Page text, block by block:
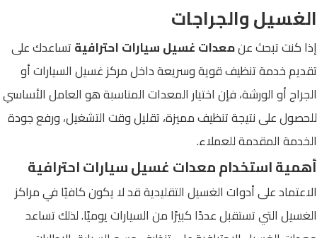
الغسيل والجراجات
إذا كنت تبحث عنمعدات غسيل سيارات احترافيةتساعدك على
تقديم خدمة تنظيف قوية وسريعة داخل مركز غسيل السيارات أو
الجراج أو الورشة، فإن اختيار المعدات المناسبة هو العامل الأساسي
للحصول على نتيجة تنظيف مميزة، تقليل وقت التشغيل، ورفع جودة
الخدمة المقدمة للعملاء.
أهمية استخدام معدات غسيل سيارات احترافية
الاعتماد على أدوات الغسيل التقليدية قد لا يكون كافيًا في مراكز
الغسيل التي تستقبل عددًا كبيرًا من السيارات يوميًا. لذلك تساعد